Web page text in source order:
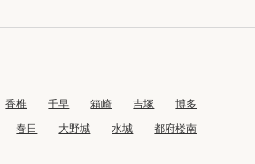
香椎 千早 箱崎 吉塚
博多
春日 大野城 水城
都府楼南